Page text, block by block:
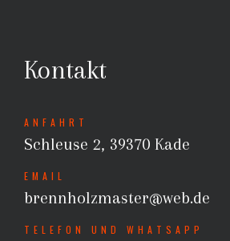
Kontakt
ANFAHRT
Schleuse 2, 39370 Kade
EMAIL
brennholzmaster@web.de
TELEFON UND WHATSAPP